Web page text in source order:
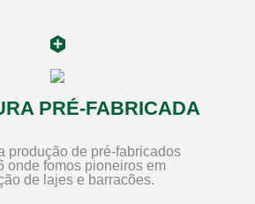
PRÉ-FABRICADA
produção de pré-fabricados
onde fomos pioneiros em
de lajes e barracões.